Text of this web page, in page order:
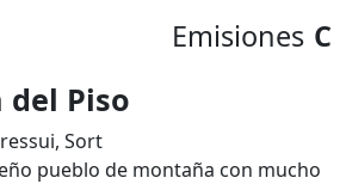
Emisiones C
del Piso
Sort
pueblo de montaña con mucho